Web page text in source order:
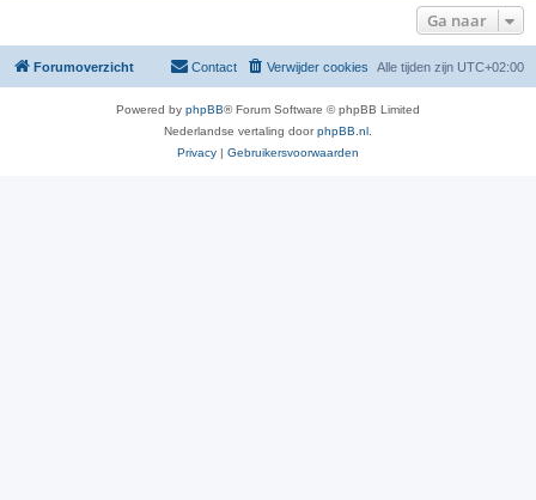
Ga naar
Forumoverzicht Alle tijden zijn UTC+02:00
Verwijder cookies
Contact
Powered by phpBB® Forum Software © phpBB Limited
Nederlandse vertaling doorphpBB.nl
Privacy | Gebruikersvoorwaarden